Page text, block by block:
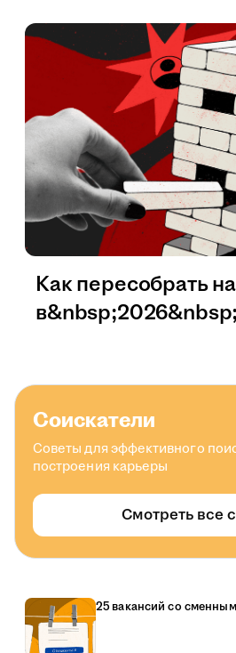
Как пересобрать
Соискатели
Советы для эффективного
построения карьеры
Смотреть все
25 вакансий со